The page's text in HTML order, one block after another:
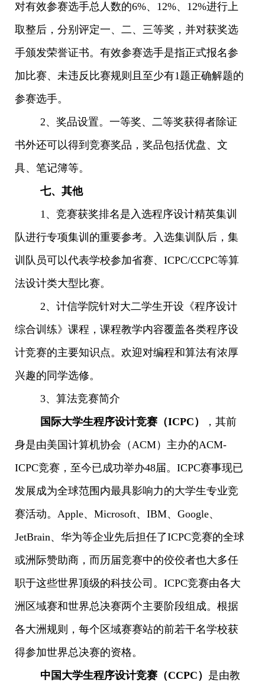
对有效参赛选手总人数的6%、12%、12%进行上
取整后，分别评定一、二、三等奖，并对获奖选
手颁发荣誉证书。有效参赛选手是指正式报名参
加比赛、未违反比赛规则且至少有1题正确解题的
参赛选手。
2、奖品设置。一等奖、二等奖获得者除证
书外还可以得到竞赛奖品，奖品包括优盘、文
具、笔记簿等。
七、其他
1、竞赛获奖排名是入选程序设计精英集训
队进行专项集训的重要参考。入选集训队后，集
训队员可以代表学校参加省赛、ICPC/CCPC等算
法设计类大型比赛。
2、计信学院针对大二学生开设《程序设计
综合训练》课程，课程教学内容覆盖各类程序设
计竞赛的主要知识点。欢迎对编程和算法有浓厚
兴趣的同学选修。
3、算法竞赛简介
国际大学生程序设计竞赛（ICPC）
，其前
身是由美国计算机协会（ACM）主办的ACM-
ICPC竞赛，至今已成功举办48届。ICPC赛事现已
发展成为全球范围内最具影响力的大学生专业竞
赛活动。Apple、Microsoft、IBM、Google、
JetBrain、华为等企业先后担任了ICPC竞赛的全球
或洲际赞助商，而历届竞赛中的佼佼者也大多任
职于这些世界顶级的科技公司。ICPC竞赛由各大
洲区域赛和世界总决赛两个主要阶段组成。根据
各大洲规则，每个区域赛赛站的前若干名学校获
得参加世界总决赛的资格。
中国大学生程序设计竞赛（CCPC） 是由教